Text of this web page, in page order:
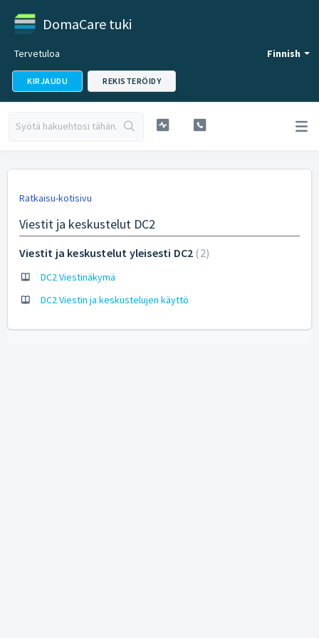
DomaCare tuki
Finnish
Tervetuloa
KIRJAUDU REKISTERÖIDY
Ratkaisu-kotisivu
Viestit ja keskustelut DC2
Viestit ja keskustelut yleisesti DC2 2
DC2 Viestinäkymä
DC2 Viestin ja keskustelujen käyttö